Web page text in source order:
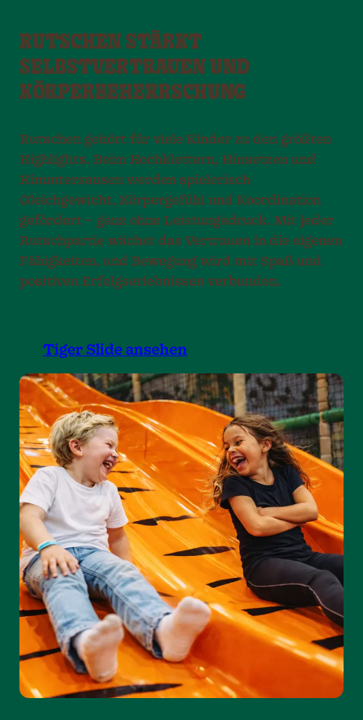
RUTSCHEN STÄRKT
SELBSTVERTRAUEN UND
KÖRPERBEHERRSCHUNG
Rutschen gehört für viele Kinder zu den größten
Highlights. Beim Hochklettern, Hinsetzen und
Hinuntersausen werden spielerisch
Gleichgewicht, Körpergefühl und Koordination
gefördert – ganz ohne Leistungsdruck. Mit jeder
Rutschpartie wächst das Vertrauen in die eigenen
Fähigkeiten, und Bewegung wird mit Spaß und
positiven Erfolgserlebnissen verbunden.
Tiger Slide ansehen